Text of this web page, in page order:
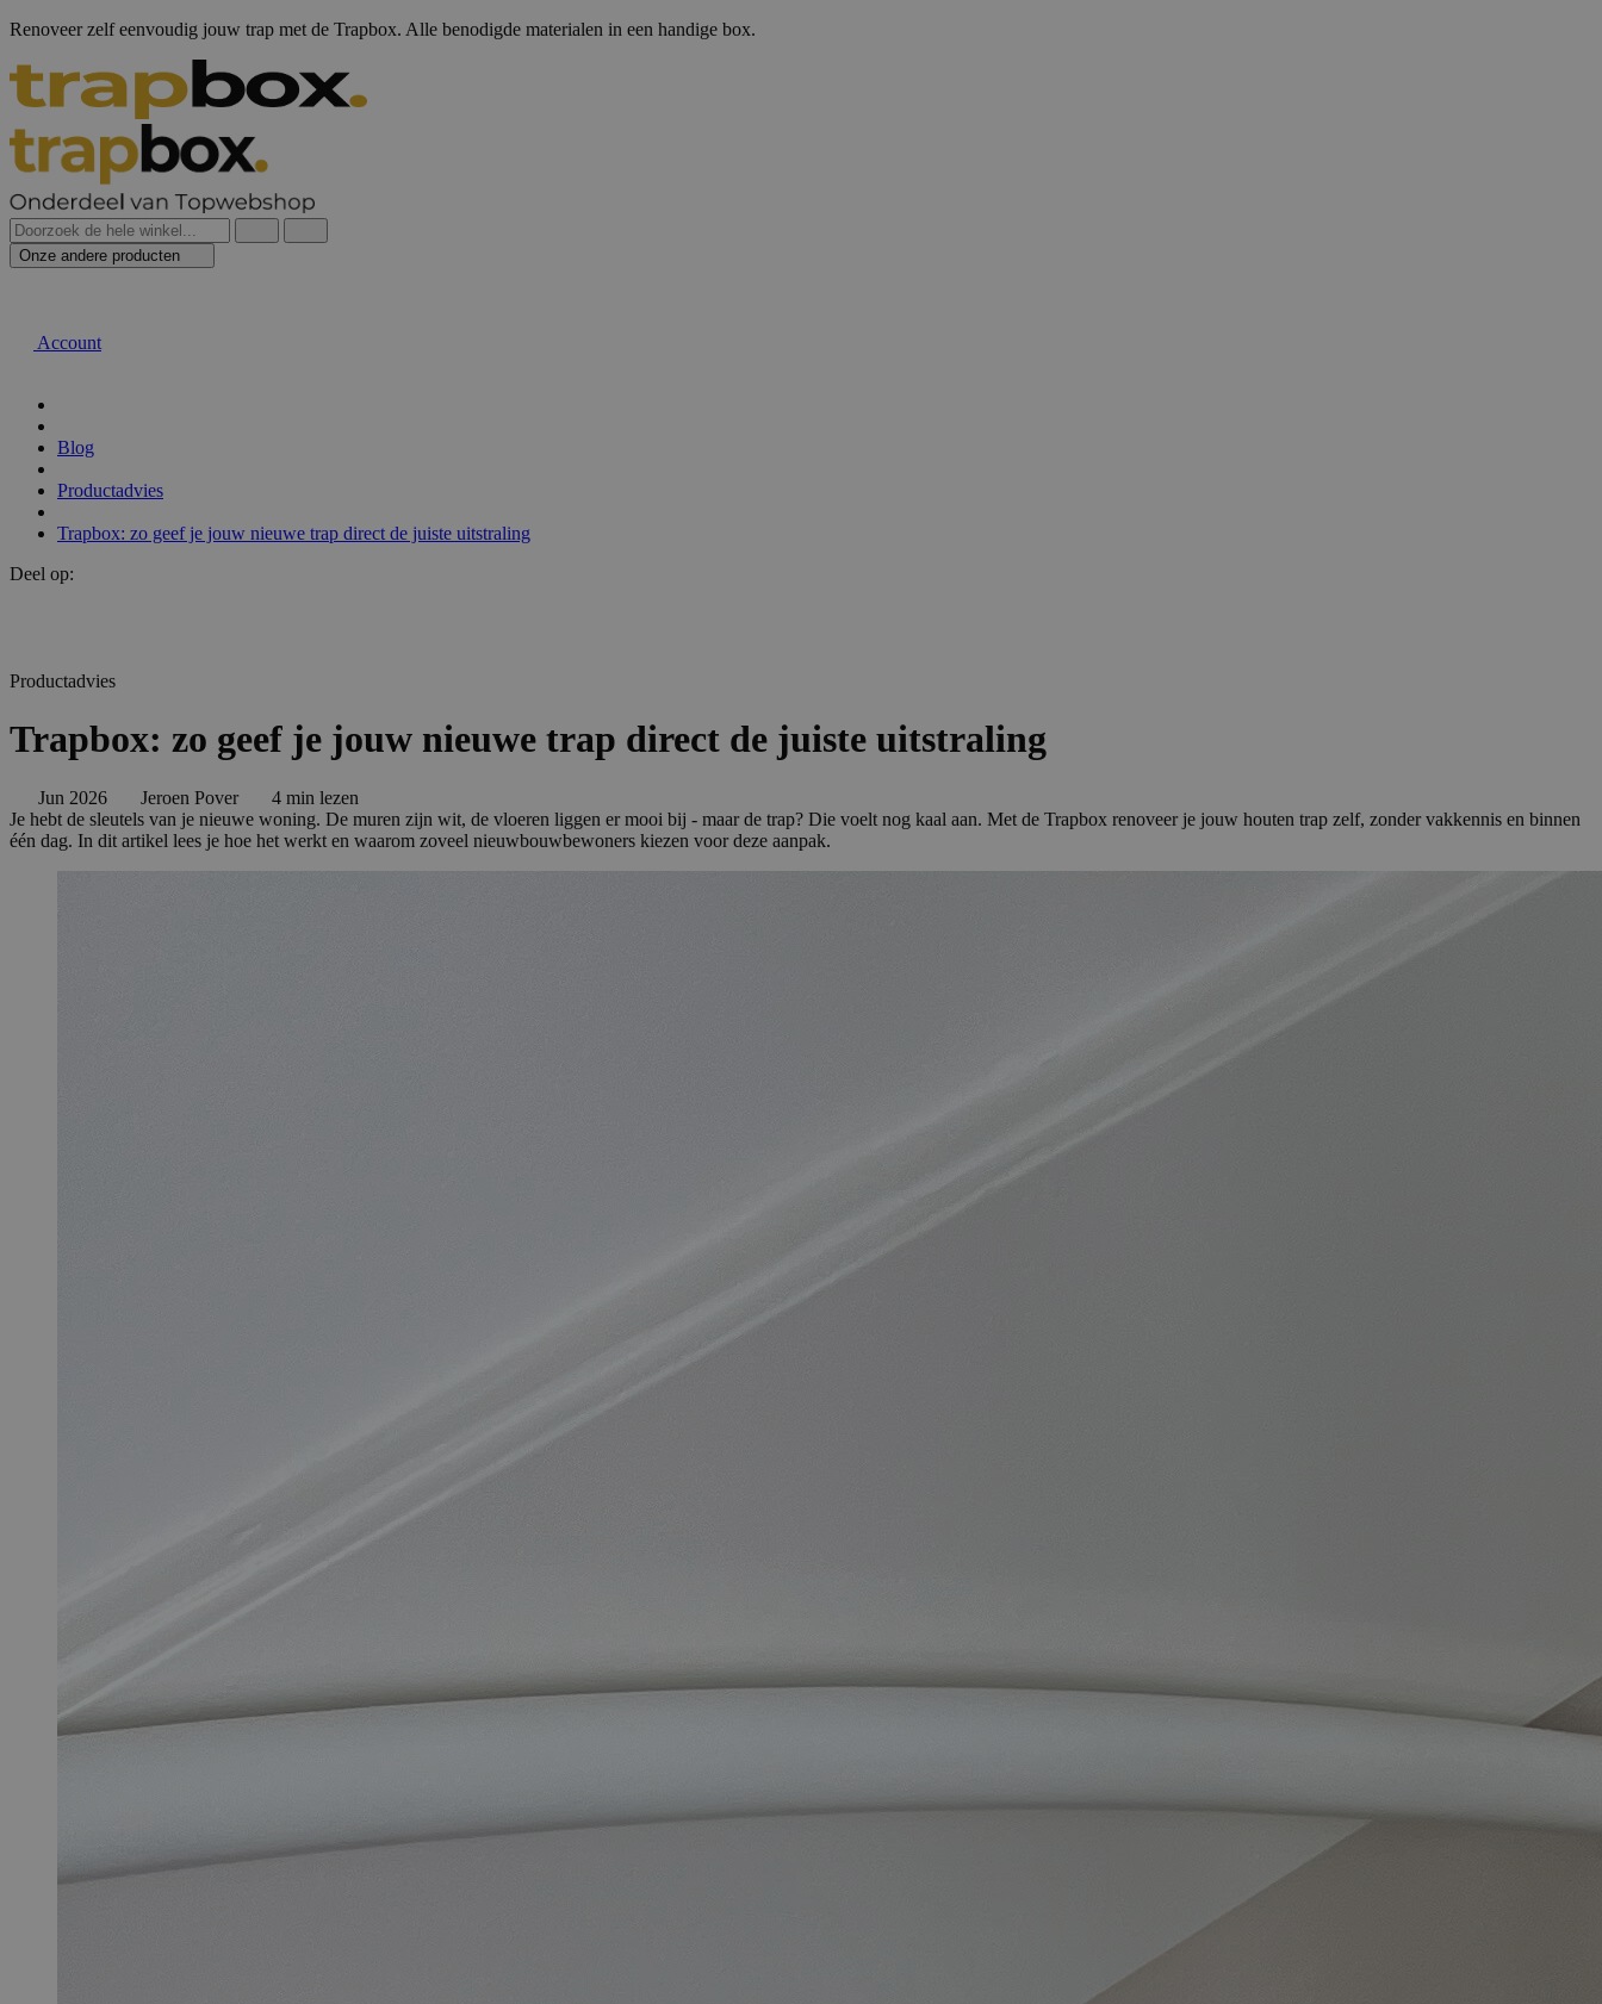
Renoveer zelf eenvoudig jouw trap met de Trapbox. Alle benodigde materialen in een handige box.
Onze andere producten
Account
Blog
Productadvies
Trapbox: zo geef je jouw nieuwe trap direct de juiste uitstraling
Deel op:
Productadvies
Trapbox: zo geef je jouw nieuwe trap direct de juiste uitstraling
Jun 2026 Jeroen Pover
4 min lezen
Je hebt de sleutels van je nieuwe woning. De muren zijn wit, de vloeren liggen er mooi bij - maar de trap? Die voelt nog kaal aan. Met de Trapbox renoveer je jouw houten trap zelf, zonder vakkennis en binnen
één dag. In dit artikel lees je hoe het werkt en waarom zoveel nieuwbouwbewoners kiezen voor deze aanpak.